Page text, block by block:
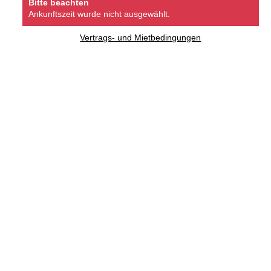
Bitte beachten
Ankunftszeit wurde nicht ausgewählt.
Vertrags- und Mietbedingungen